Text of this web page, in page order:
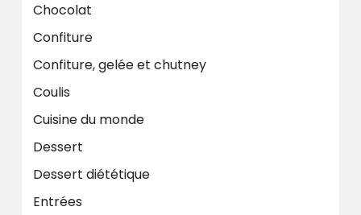
Chocolat
Confiture
Confiture, gelée et chutney
Coulis
Cuisine du monde
Dessert
Dessert diététique
Entrées